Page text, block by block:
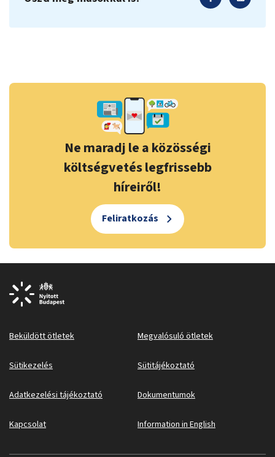
Ne maradj le a közösségi
költségvetés legfrissebb
híreiről!
Feliratkozás
Beküldött ötletek Megvalósuló ötletek
Sütikezelés Sütitájékoztató
Adatkezelési tájékoztató Dokumentumok
Kapcsolat Information in English